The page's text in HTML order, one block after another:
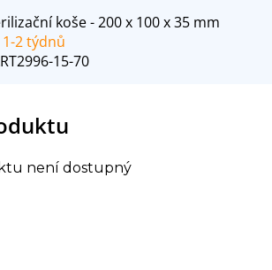
není dostupný
koše - 200 x 100 x 35 mm
2 týdnů
15-70